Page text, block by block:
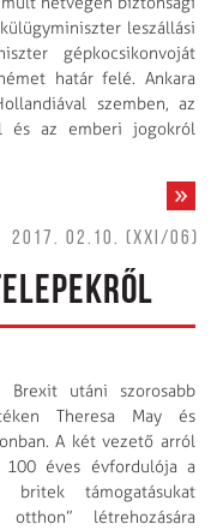
leszállási
gépkocsikonvoját
határ felé. Ankara
szemben, az
és az emberi jogokról
2017. 02.10. (XXI/06)
utáni szorosabb
Theresa May és
A két vezető arról
éves évfordulója a
britek támogatásukat
létrehozására